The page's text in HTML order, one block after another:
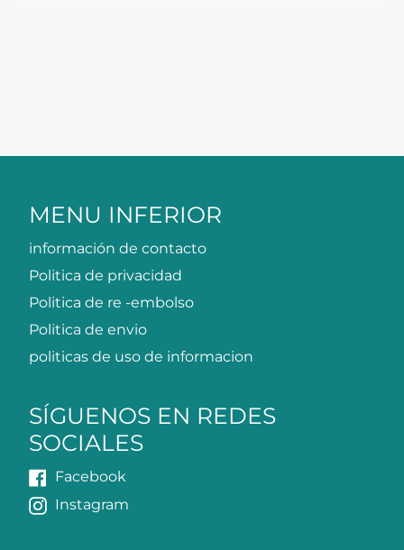
MENU INFERIOR
información de contacto
Politica de privacidad
Politica de re -embolso
Politica de envio
politicas de uso de informacion
SÍGUENOS EN REDES
SOCIALES
Facebook
Instagram